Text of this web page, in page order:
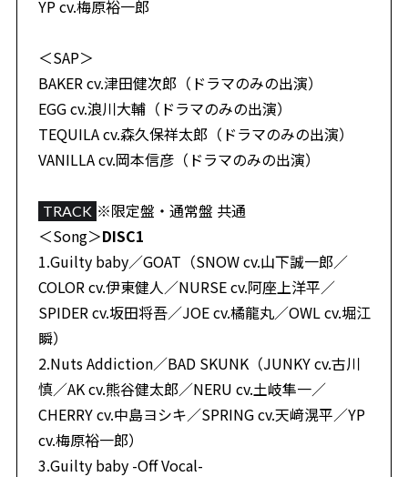
YP cv.梅原裕一郎
＜SAP＞
BAKER cv.津田健次郎（ドラマのみの出演）
EGG cv.浪川大輔（ドラマのみの出演）
TEQUILA cv.森久保祥太郎（ドラマのみの出演）
VANILLA cv.岡本信彦（ドラマのみの出演）
TRACK ※限定盤・通常盤 共通
＜Song＞DISC1
1.Guilty baby／GOAT（SNOW cv.山下誠一郎／
COLOR cv.伊東健人／NURSE cv.阿座上洋平／
SPIDER cv.坂田将吾／JOE cv.橘龍丸／OWL cv.堀江
瞬）
2.Nuts Addiction／BAD SKUNK（JUNKY cv.古川
慎／AK cv.熊谷健太郎／NERU cv.土岐隼一／
CHERRY cv.中島ヨシキ／SPRING cv.天﨑滉平／YP
cv.梅原裕一郎）
3.Guilty baby -Off Vocal-